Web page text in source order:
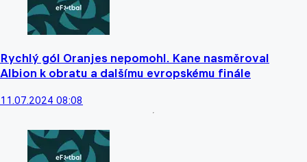
Rychlý gól Oranjes nepomohl. Kane nasměroval
Albion k obratu a dalšímu evropskému finále
11.07.2024 08:08